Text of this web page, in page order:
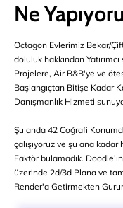
Ne
Octagon Evlerimiz Bekar/
doluluk hakkından
Projelere, Air B&B'ye ve
Başlangıçtan Bitişe Kadar
Danışmanlık Hizmeti
Şu anda 42 Coğrafi
çalışıyoruz ve şu ana
Faktör bulamadık.
üzerinde 2d/3d Plana ve
Render'a Getirmekten